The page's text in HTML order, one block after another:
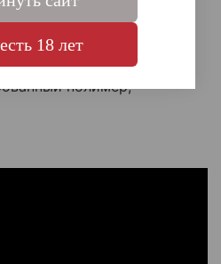
см) - 15x10.7x3.8;
см - 3.3;
см - 3;
полимер;
18 лет